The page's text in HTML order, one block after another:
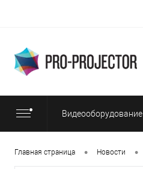
Видеооборудование
Главная страница • Новости •